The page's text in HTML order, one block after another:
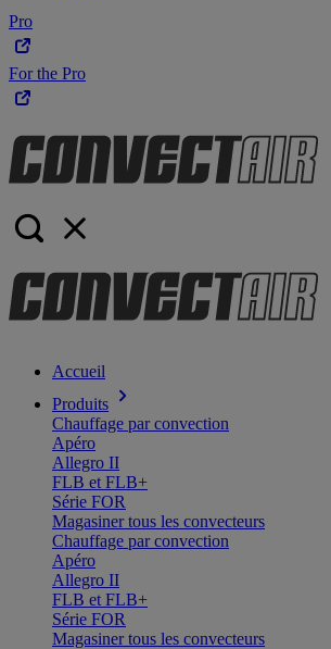
Pro
For the Pro
Accueil
Produits
Chauffage par convection
Apéro
Allegro II
FLB et FLB+
Série FOR
Magasiner tous les convecteurs
Chauffage par convection
Apéro
Allegro II
FLB et FLB+
Série FOR
Magasiner tous les convecteurs